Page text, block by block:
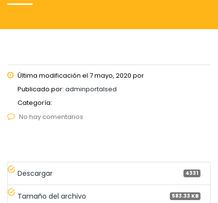
Última modificación el 7 mayo, 2020 por
Publicado por: adminportalsed
Categoría:
No hay comentarios
Descargar 4331
Tamaño del archivo 583.33 KB